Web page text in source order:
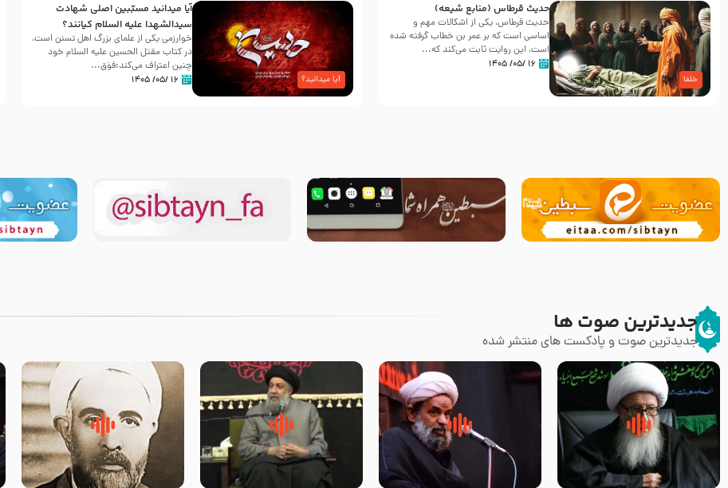
خلفا
حدیث قرطاس (منابع شیعه)
حدیث قرطاس، یکی از اشکالات مهم و
اساسی است که بر عمر بن خطاب گرفته شده
است، این روایت ثابت می‌کند که...
۱۶ /۰۵/ ۱۴۰۵
آیا میدانید؟
آیا میدانید مسبّبین اصلی شهادت
سیدالشهدا علیه ‌السلام کیانند؟
خوارزمی یکی از علمای بزرگ اهل تسنن است،
در کتاب مقتل الحسین علیه ‌السلام خود
چنین اعتراف می‌کند:فوَق...
۱۶ /۰۵/ ۱۴۰۵
جدیدترین صوت ها
جدیدترین صوت و پادکست های منتشر شده
زوّار اربعین امام حسین (علیه
السلام) با این اشتیاق به زیارت
روضه جانسوز پاره های جگر امام
حسن مجتبی علیه السلام-حجت
لقب حضرت رقیه سلام الله علیها
به چه معناست – حجت الاسلام
روضه‌ی مجلس یزید ملعون و
اسارت اهل‌بیت علیهم‌السلام –